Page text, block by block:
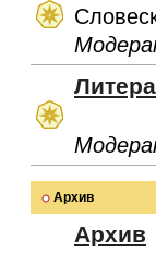
Архив
Архив